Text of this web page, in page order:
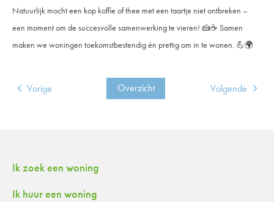
Natuurlijk mocht een kop koffie of thee met een taartje niet ontbreken –
een moment om de succesvolle samenwerking te vieren! 🍰☕ Samen
maken we woningen toekomstbestendig én prettig om in te wonen. 💪🌍
Volgende
Overzicht
Vorige
Contactinformatie
Ik zoek een woning
Ik huur een woning